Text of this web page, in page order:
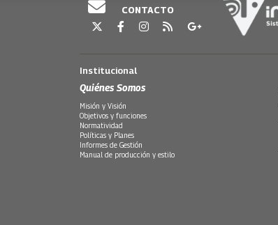
CONTACTO
Institucional
Quiénes Somos
Misión y Visión
Objetivos y funciones
Normatividad
Políticas y Planes
Informes de Gestión
Manual de producción y estilo